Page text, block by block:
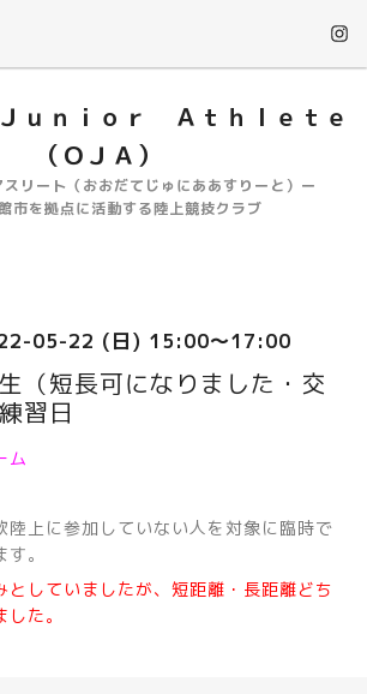
ｕｎｉｏｒ Ａｔｈｌｅｔｅ
（ＯＪＡ）
リート（おおだてじゅにああすりーと）ー
市を拠点に活動する陸上競技クラブ
05-22 (日) 15:00～17:00
短長可になりました・交
習日
ム
上に参加していない人を対象に臨時で
。
していましたが、短距離・長距離どち
た。